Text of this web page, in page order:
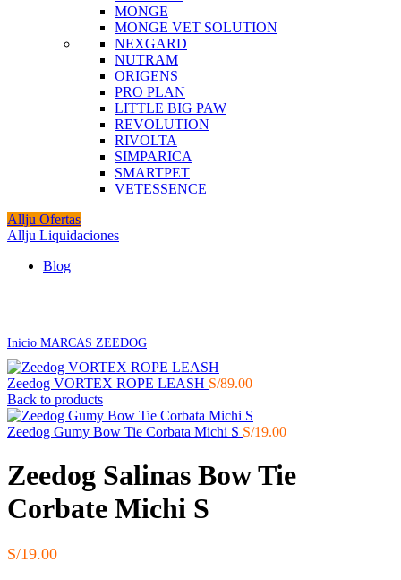
MONGE
MONGE VET SOLUTION
NEXGARD
NUTRAM
ORIGENS
PRO PLAN
LITTLE BIG PAW
REVOLUTION
RIVOLTA
SIMPARICA
SMARTPET
VETESSENCE
Allju Ofertas
Allju Liquidaciones
Blog
Inicio MARCAS ZEEDOG
Zeedog VORTEX ROPE LEASH S/89.00
Back to products
Zeedog Gumy Bow Tie Corbata Michi S S/19.00
Zeedog Salinas Bow Tie
Corbate Michi S
S/19.00